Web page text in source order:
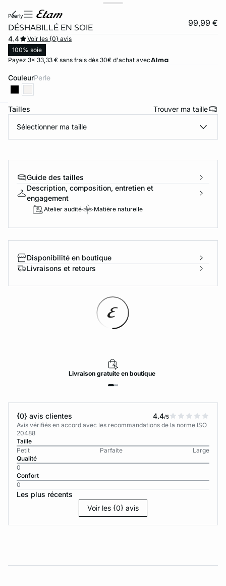
pearly
DÉSHABILLÉ EN SOIE 99,99 €
4.4
Voir les {0} avis
100% soie
Payez 3x 33,33 € sans frais dès 30€ d'achat avec
Couleur perle
Tailles Trouver ma taille
Sélectionner ma taille
Guide des tailles
Description, composition, entretien et
engagement
Atelier audité Matière naturelle
Disponibilité en boutique
Livraisons et retours
Livraisongratuiteen boutique
{0} avis clientes 4.4/5
Avis vérifiés en accord avec les recommandations de la norme ISO
20488
Taille
Petit
Parfaite
Large
Qualité
0
Confort
0
Les plus récents
Voir les {0} avis